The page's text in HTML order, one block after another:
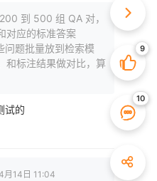
到 500 组 QA 对，
对应的标准答案
题批量放到检索模
和标注结果做对比，算
试的
月14日 11:04